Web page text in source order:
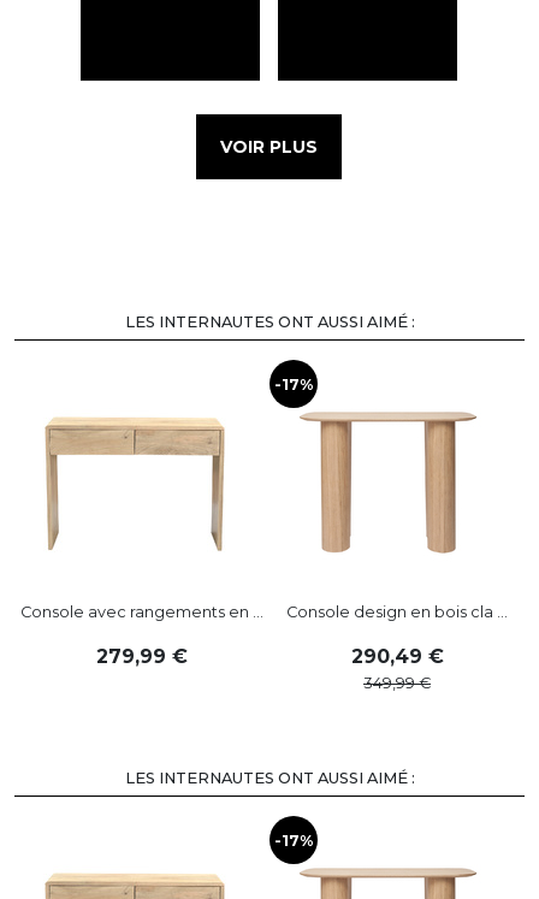
VOIR PLUS
LES INTERNAUTES ONT AUSSI AIMÉ :
Console avec rangements en ...
279,99
-17%
Console design en bois cla ...
290,49
349,99
LES INTERNAUTES ONT AUSSI AIMÉ :
-17%